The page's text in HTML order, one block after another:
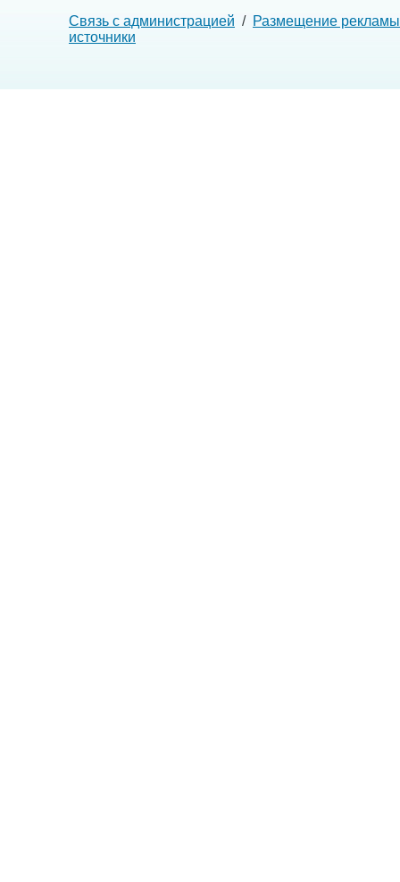
Связь с администрацией / Размещение рекламы
источники